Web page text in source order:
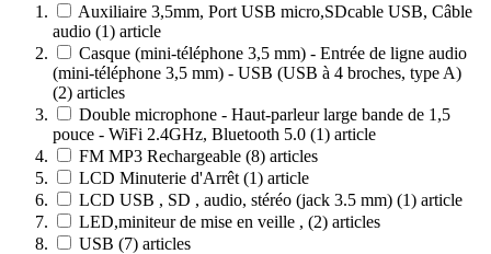
Auxiliaire 3,5mm, Port USB micro,SDcable USB, Câble
audio (1) article
Casque (mini-téléphone 3,5 mm) - Entrée de ligne audio
(mini-téléphone 3,5 mm) - USB (USB à 4 broches, type A)
(2) articles
Double microphone - Haut-parleur large bande de 1,5
pouce - WiFi 2.4GHz, Bluetooth 5.0 (1) article
FM MP3 Rechargeable (8) articles
LCD Minuterie d'Arrêt (1) article
LCD USB , SD , audio, stéréo (jack 3.5 mm) (1) article
LED,miniteur de mise en veille , (2) articles
USB (7) articles